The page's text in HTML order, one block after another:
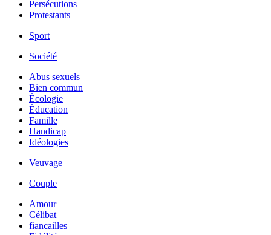
Persécutions
Protestants
Sport
Société
Abus sexuels
Bien commun
Écologie
Éducation
Famille
Handicap
Idéologies
Veuvage
Couple
Amour
Célibat
fiancailles